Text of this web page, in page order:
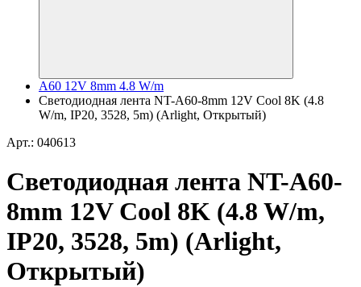
A60 12V 8mm 4.8 W/m
Светодиодная лента NT-A60-8mm 12V Cool 8K (4.8
W/m, IP20, 3528, 5m) (Arlight, Открытый)
Арт.: 040613
Светодиодная лента NT-A60-
8mm 12V Cool 8K (4.8 W/m,
IP20, 3528, 5m) (Arlight,
Открытый)